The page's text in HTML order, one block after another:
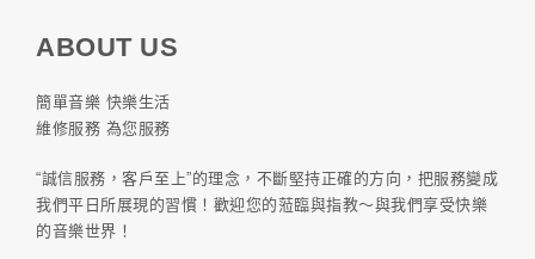
ABOUT US
簡單音樂 快樂生活
維修服務 為您服務
“誠信服務，客戶至上”的理念，不斷堅持正確的方向，把服務變成
我們平日所展現的習慣！歡迎您的蒞臨與指教～與我們享受快樂
的音樂世界！